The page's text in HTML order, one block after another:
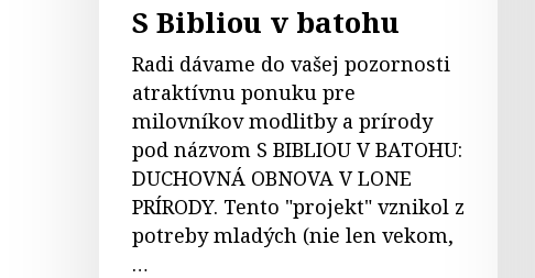
S Bibliou v batohu
Radi dávame do vašej pozornosti
atraktívnu ponuku pre
milovníkov modlitby a prírody
pod názvom S BIBLIOU V BATOHU:
DUCHOVNÁ OBNOVA V LONE
PRÍRODY. Tento "projekt" vznikol z
potreby mladých (nie len vekom,
…